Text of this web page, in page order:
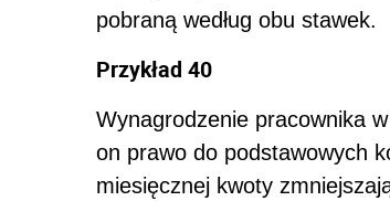
pobraną według obu stawek.
Przykład 40
Wynagrodzenie pracownika
on prawo do podstawowych
miesięcznej kwoty